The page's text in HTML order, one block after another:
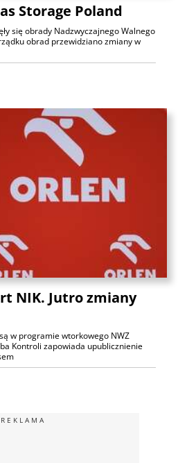
Storage Poland
się obrady Nadzwyczajnego Walnego
obrad przewidziano zmiany w
NIK. Jutro zmiany
w programie wtorkowego NWZ
Kontroli zapowiada upublicznienie
REKLAMA